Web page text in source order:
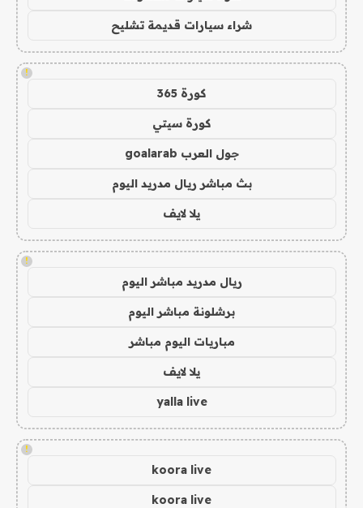
شراء سيارات قديمة تشليح
!
كورة 365
كورة سيتي
جول العرب goalarab
بث مباشر ريال مدريد اليوم
يلا لايف
!
ريال مدريد مباشر اليوم
برشلونة مباشر اليوم
مباريات اليوم مباشر
يلا لايف
yalla live
!
koora live
koora live